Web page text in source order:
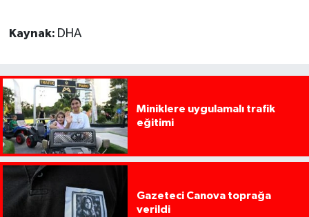
Kaynak: DHA
Miniklere uygulamalı trafik
eğitimi
Gazeteci Canova toprağa
verildi